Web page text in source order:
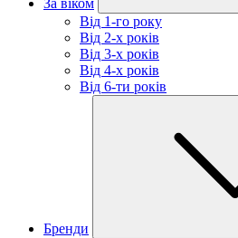
За віком
Від 1-го року
Від 2-х років
Від 3-х років
Від 4-х років
Від 6-ти років
Бренди